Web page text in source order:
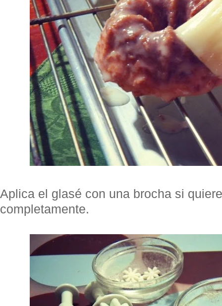
Aplica el glasé con una brocha si
completamente.